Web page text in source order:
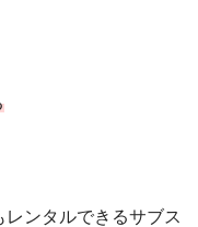
ンタルできるサブス